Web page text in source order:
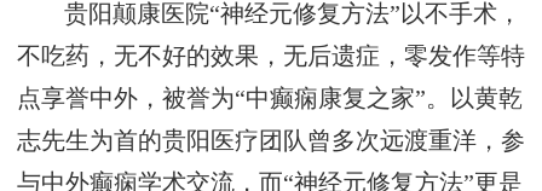
贵阳颠康医院“神经元修复方法”以不手术，
不吃药，无不好的效果，无后遗症，零发作等特
点享誉中外，被誉为“中癫痫康复之家”。以黄乾
志先生为首的贵阳医疗团队曾多次远渡重洋，参
与中外癫痫学术交流，而“神经元修复方法”更是